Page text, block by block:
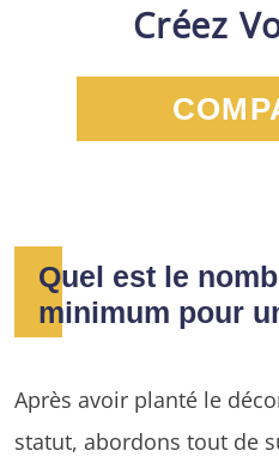
Créez
Quel est le
minimum pour
Après avoir planté le
statut, abordons tout de